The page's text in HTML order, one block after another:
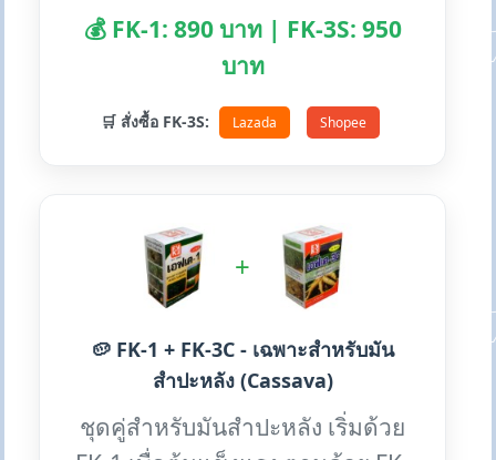
💰 FK-1: 890 บาท | FK-3S: 950
บาท
🛒 สั่งซื้อ FK-3S: Lazada Shopee
+
🥔 FK-1 + FK-3C - เฉพาะสำหรับมัน
สำปะหลัง (Cassava)
ชุดคู่สำหรับมันสำปะหลัง เริ่มด้วย